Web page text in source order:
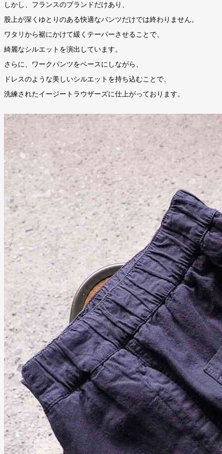
しかし、フランスのブランドだけあり、
股上が深くゆとりのある快適なパンツだけでは終わりません。
ワタリから裾にかけて緩くテーパーさせることで、
綺麗なシルエットを演出しています。
さらに、ワークパンツをベースにしながら、
ドレスのような美しいシルエットを持ち込むことで、
洗練されたイージートラウザーズに仕上がっております。